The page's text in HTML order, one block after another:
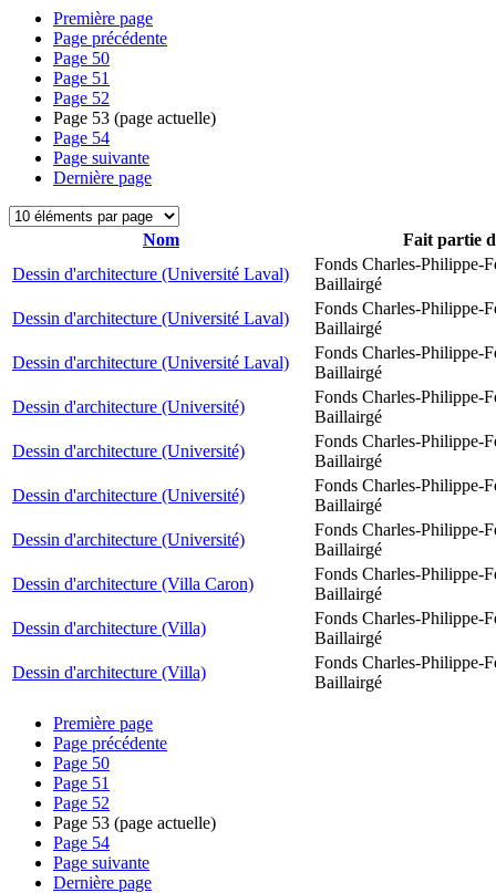
Première page
Page précédente
Page 50
Page 51
Page 52
Page 53 (page actuelle)
Page 54
Page suivante
Dernière page
Nom
Fait partie
Dessin d'architecture (Université Laval)
Fonds Charles-Philippe-
Baillairgé
Dessin d'architecture (Université Laval)
Fonds Charles-Philippe-
Baillairgé
Dessin d'architecture (Université Laval)
Fonds Charles-Philippe-
Baillairgé
Dessin d'architecture (Université)
Fonds Charles-Philippe-
Baillairgé
Dessin d'architecture (Université)
Fonds Charles-Philippe-
Baillairgé
Dessin d'architecture (Université)
Fonds Charles-Philippe-
Baillairgé
Dessin d'architecture (Université)
Fonds Charles-Philippe-
Baillairgé
Dessin d'architecture (Villa Caron)
Fonds Charles-Philippe-
Baillairgé
Dessin d'architecture (Villa)
Fonds Charles-Philippe-
Baillairgé
Dessin d'architecture (Villa)
Fonds Charles-Philippe-
Baillairgé
Première page
Page précédente
Page 50
Page 51
Page 52
Page 53 (page actuelle)
Page 54
Page suivante
Dernière page